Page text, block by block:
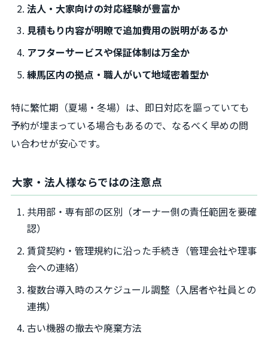
法人・大家向けの対応経験が豊富か
見積もり内容が明瞭で追加費用の説明があるか
アフターサービスや保証体制は万全か
練馬区内の拠点・職人がいて地域密着型か
特に繁忙期（夏場・冬場）は、即日対応を謳っていても
予約が埋まっている場合もあるので、なるべく早めの問
い合わせが安心です。
大家・法人様ならではの注意点
共用部・専有部の区別（オーナー側の責任範囲を要確
認）
賃貸契約・管理規約に沿った手続き（管理会社や理事
会への連絡）
複数台導入時のスケジュール調整（入居者や社員との
連携）
古い機器の撤去や廃棄方法